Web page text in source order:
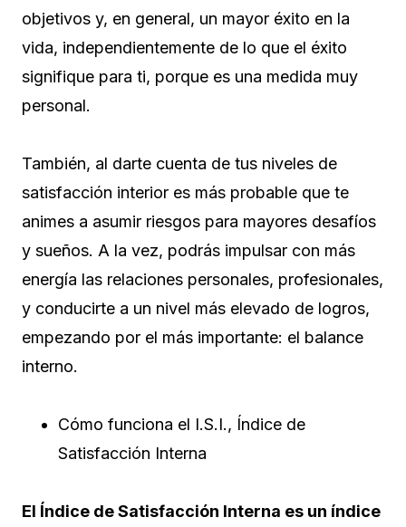
objetivos y, en general, un mayor éxito en la
vida, independientemente de lo que el éxito
signifique para ti, porque es una medida muy
personal.
También, al darte cuenta de tus niveles de
satisfacción interior es más probable que te
animes a asumir riesgos para mayores desafíos
y sueños. A la vez, podrás impulsar con más
energía las relaciones personales, profesionales,
y conducirte a un nivel más elevado de logros,
empezando por el más importante: el balance
interno.
Cómo funciona el I.S.I., Índice de
Satisfacción Interna
El Índice de Satisfacción Interna es un índice